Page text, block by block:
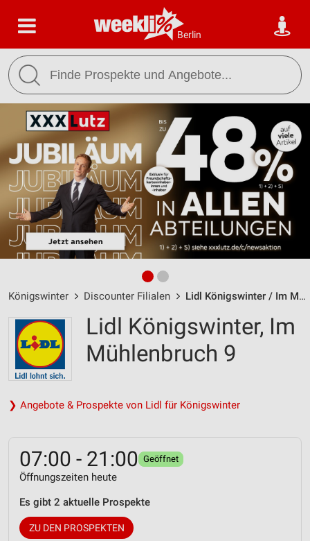
Berlin
Königswinter Discounter Filialen Lidl Königswinter / Im Mühlenbruch 9 - Öffnungszeiten & Adresse
Lidl Königswinter, Im
Mühlenbruch 9
❯ Angebote & Prospekte von Lidl für Königswinter
07:00 - 21:00 Geöffnet
Öffnungszeiten heute
Es gibt 2 aktuelle Prospekte
ZU DEN PROSPEKTEN